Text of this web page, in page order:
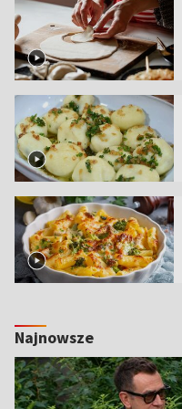
Najnowsze